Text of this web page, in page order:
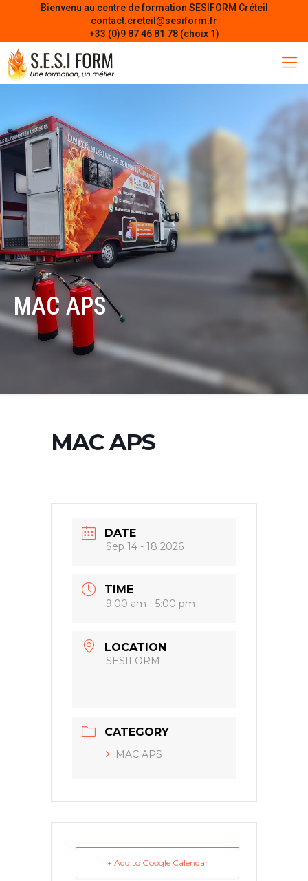
Bienvenu au centre de formation SESIFORM Créteil
contact.creteil@sesiform.fr
+33 (0)9 87 46 81 78 (choix 1)
MAC APS
MAC APS
DATE
Sep 14 - 18 2026
TIME
9:00 am - 5:00 pm
LOCATION
SESIFORM
CATEGORY
MAC APS
+ Add to Google Calendar